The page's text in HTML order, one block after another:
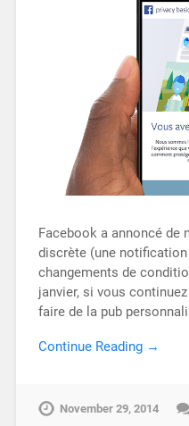
Facebook a annoncé de
discrète (une
changements de
janvier, si vous
faire de la pub
Continue Reading →
November 29, 2014